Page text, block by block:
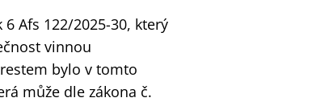
6 Afs 122/2025-30, který
vinnou
bylo v tomto
může dle zákona č.